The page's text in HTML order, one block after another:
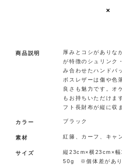
×
商品説明
厚みとコシがありな
が特徴のシュリンク
み合わせたハンドバ
ボスレザーは傷や色
良さも魅力です。オ
もお持ちいただけま
フト長財布が縦に収
カラー ブラック
素材 紅籐、カーフ、キャ
サイズ
縦23cm×横23cm×
50g ※個体差があり